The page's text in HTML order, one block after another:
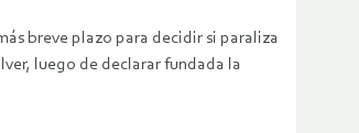
breve plazo para decidir si paraliza
luego de declarar fundada la